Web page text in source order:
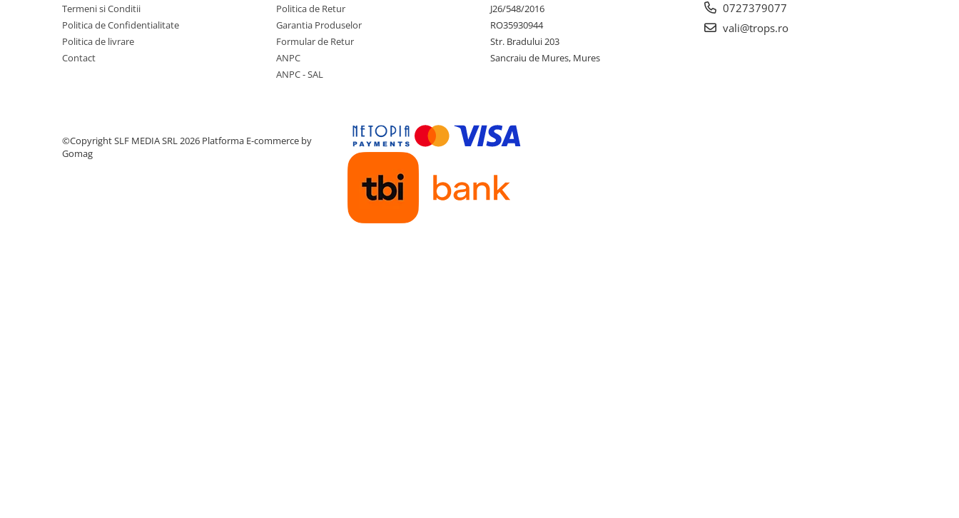
Cupe Outlet
Medalii Outlet
Trofee Outlet
Trofee Personalizate
Tematica Tricolor
Termeni si Conditii
Politica de Confidentialitate
Politica de livrare
Contact
Politica de Retur
Garantia Produselor
Formular de Retur
ANPC
ANPC - SAL
J26/548/2016
RO35930944
Str. Bradului 203
Sancraiu de Mures, Mures
0727379077
vali@trops.ro
©Copyright SLF MEDIA SRL 2026 Platforma E-commerce by
Gomag